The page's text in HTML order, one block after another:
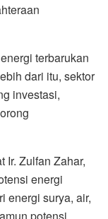
terbarukan
dari itu, sektor
investasi,
Ir. Zulfan Zahar,
energi
energi surya, air,